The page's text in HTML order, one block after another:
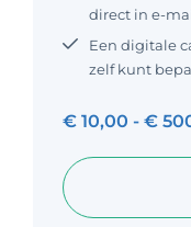
direct in e-
Een digitale
zelf kunt
€ 10,00 - €